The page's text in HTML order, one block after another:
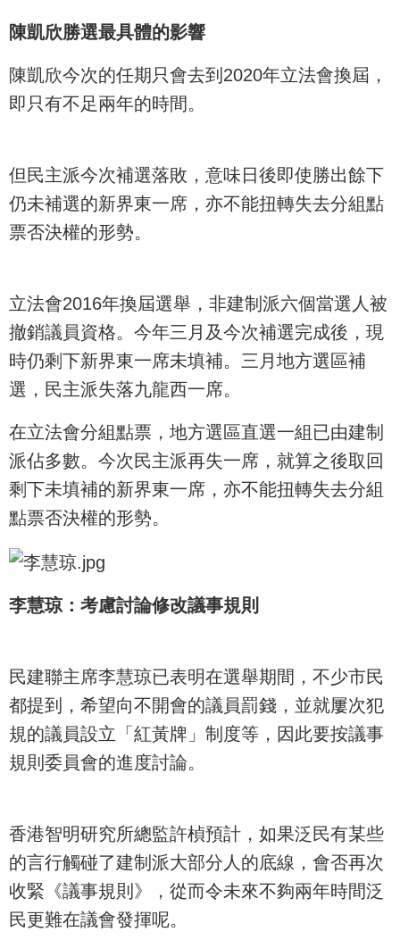
陳凱欣勝選最具體的影響
陳凱欣今次的任期只會去到2020年立法會換屆，
即只有不足兩年的時間。
但民主派今次補選落敗，意味日後即使勝出餘下
仍未補選的新界東一席，亦不能扭轉失去分組點
票否決權的形勢。
立法會2016年換屆選舉，非建制派六個當選人被
撤銷議員資格。今年三月及今次補選完成後，現
時仍剩下新界東一席未填補。三月地方選區補
選，民主派失落九龍西一席。
在立法會分組點票，地方選區直選一組已由建制
派佔多數。今次民主派再失一席，就算之後取回
剩下未填補的新界東一席，亦不能扭轉失去分組
點票否決權的形勢。
李慧琼：考慮討論修改議事規則
民建聯主席李慧琼已表明在選舉期間，不少市民
都提到，希望向不開會的議員罰錢，並就屢次犯
規的議員設立「紅黃牌」制度等，因此要按議事
規則委員會的進度討論。
香港智明研究所總監許楨預計，如果泛民有某些
的言行觸碰了建制派大部分人的底線，會否再次
收緊《議事規則》，從而令未來不夠兩年時間泛
民更難在議會發揮呢。